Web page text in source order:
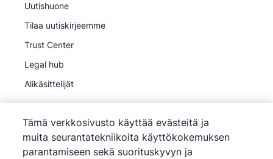
Uutishuone
Tilaa uutiskirjeemme
Trust Center
Legal hub
Alikäsittelijät
Tämä verkkosivusto käyttää evästeitä ja
muita seurantatekniikoita käyttökokemuksen
parantamiseen sekä suorituskyvyn ja